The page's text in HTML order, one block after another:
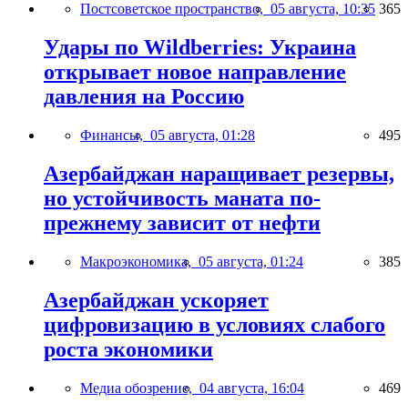
Постсоветское пространство, 05 августа, 10:35 365
Удары по Wildberries: Украина
открывает новое направление
давления на Россию
Финансы, 05 августа, 01:28 495
Азербайджан наращивает резервы,
но устойчивость маната по-
прежнему зависит от нефти
Макроэкономика, 05 августа, 01:24 385
Азербайджан ускоряет
цифровизацию в условиях слабого
роста экономики
Медиа обозрение, 04 августа, 16:04 469